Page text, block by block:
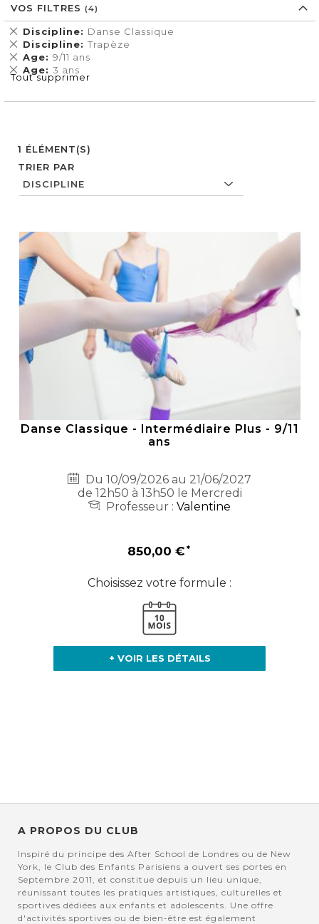
1 ÉLÉMENT(S)
TRIER PAR
Danse Classique - Intermédiaire Plus - 9/11
ans
Du 10/09/2026 au 21/06/2027
de 12h50 à 13h50 le Mercredi
Professeur : Valentine
850,00 €
Choisissez votre formule :
+ VOIR LES DÉTAILS
VOS FILTRES
Discipline Danse Classique
Supprimer
cet
Élément
Discipline Trapèze
Supprimer
cet
Élément
Age 9/11 ans
Supprimer
cet
Élément
Age 3 ans
Supprimer
cet
Tout supprimer
A PROPOS DU CLUB
Inspiré du principe des After School de Londres ou de New
York, le Club des Enfants Parisiens a ouvert ses portes en
Septembre 2011, et constitue depuis un lieu unique,
réunissant toutes les pratiques artistiques, culturelles et
sportives dédiées aux enfants et adolescents. Une offre
d'activités sportives ou de bien-être est également